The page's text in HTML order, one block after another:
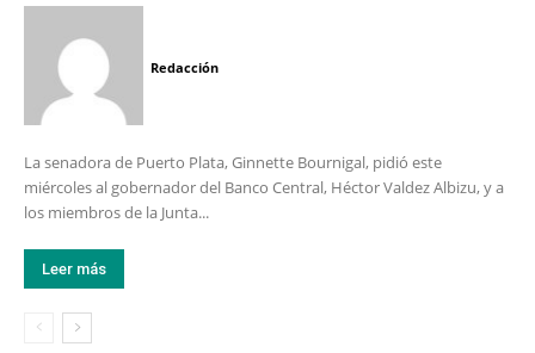
Redacción
La senadora de Puerto Plata, Ginnette Bournigal, pidió este
miércoles al gobernador del Banco Central, Héctor Valdez Albizu, y a
los miembros de la Junta...
Leer más